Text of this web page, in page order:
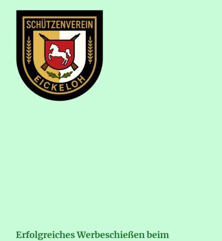
Erfolgreiches Werbeschießen beim